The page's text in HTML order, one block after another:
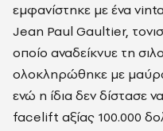
εμφανίστηκε με ένα
Jean Paul Gaultier,
οποίο αναδείκνυε τη
ολοκληρώθηκε με
ενώ η ίδια δεν δίστασε
facelift αξίας 100.000